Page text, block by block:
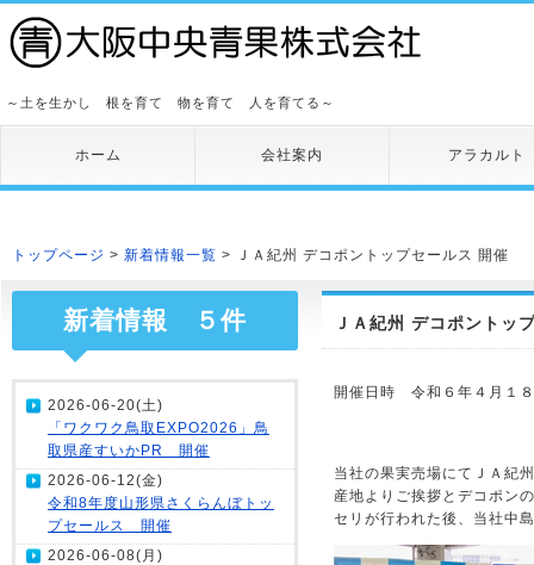
～土を生かし 根を育て 物を育て 人を育てる～
ホーム 会社案内 アラカルト
トップページ > 新着情報一覧 > ＪＡ紀州 デコポントップセールス 開催
ＪＡ紀州 デコポントッ
開催日時 令和６年４月１
当社の果実売場にてＪＡ紀
産地よりご挨拶とデコポン
セリが行われた後、当社中
新着情報 ５件
2026-06-20(土)
「ワクワク鳥取EXPO2026」鳥
取県産すいかPR 開催
2026-06-12(金)
令和8年度山形県さくらんぼトッ
プセールス 開催
2026-06-08(月)